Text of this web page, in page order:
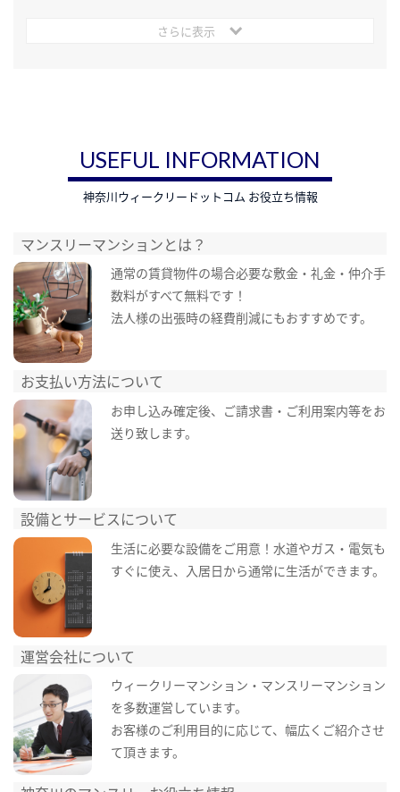
さらに表示
USEFUL INFORMATION
神奈川ウィークリードットコム お役立ち情報
マンスリーマンションとは？
通常の賃貸物件の場合必要な敷金・礼金・仲介手
数料がすべて無料です！
法人様の出張時の経費削減にもおすすめです。
お支払い方法について
お申し込み確定後、ご請求書・ご利用案内等をお
送り致します。
設備とサービスについて
生活に必要な設備をご用意！水道やガス・電気も
すぐに使え、入居日から通常に生活ができます。
運営会社について
ウィークリーマンション・マンスリーマンション
を多数運営しています。
お客様のご利用目的に応じて、幅広くご紹介させ
て頂きます。